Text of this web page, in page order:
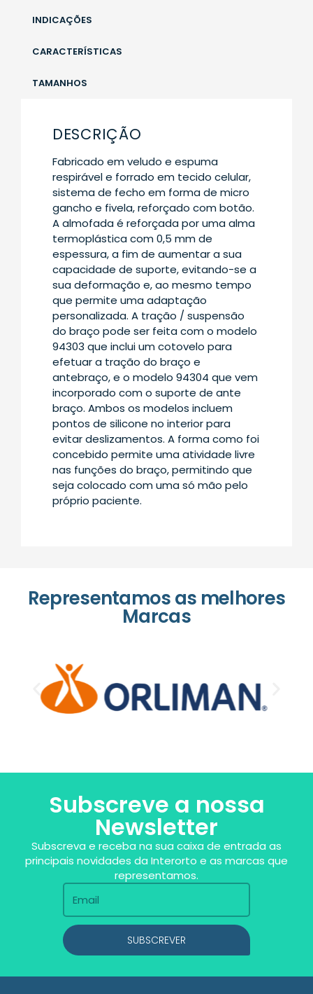
INDICAÇÕES
CARACTERÍSTICAS
TAMANHOS
DESCRIÇÃO
Fabricado em veludo e espuma
respirável e forrado em tecido celular,
sistema de fecho em forma de micro
gancho e fivela, reforçado com botão.
A almofada é reforçada por uma alma
termoplástica com 0,5 mm de
espessura, a fim de aumentar a sua
capacidade de suporte, evitando-se a
sua deformação e, ao mesmo tempo
que permite uma adaptação
personalizada. A tração / suspensão
do braço pode ser feita com o modelo
94303 que inclui um cotovelo para
efetuar a tração do braço e
antebraço, e o modelo 94304 que vem
incorporado com o suporte de ante
braço. Ambos os modelos incluem
pontos de silicone no interior para
evitar deslizamentos. A forma como foi
concebido permite uma atividade livre
nas funções do braço, permitindo que
seja colocado com uma só mão pelo
próprio paciente.
Representamos as melhores
Marcas
Subscreve a nossa
Newsletter
Subscreva e receba na sua caixa de entrada as
principais novidades da Interorto e as marcas que
representamos.
SUBSCREVER